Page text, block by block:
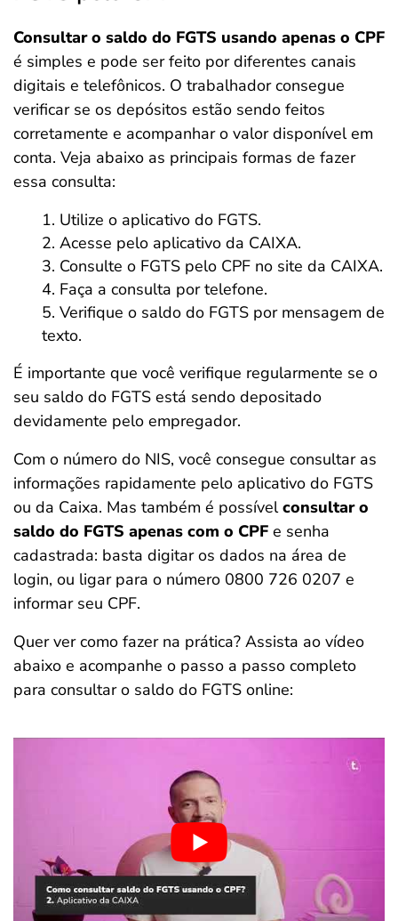
Consultar o saldo do FGTS usando apenas o CPF
é simples e pode ser feito por diferentes canais
digitais e telefônicos. O trabalhador consegue
verificar se os depósitos estão sendo feitos
corretamente e acompanhar o valor disponível em
conta. Veja abaixo as principais formas de fazer
essa consulta:
Utilize o aplicativo do FGTS.
Acesse pelo aplicativo da CAIXA.
Consulte o FGTS pelo CPF no site da CAIXA.
Faça a consulta por telefone.
Verifique o saldo do FGTS por mensagem de
texto.
É importante que você verifique regularmente se o
seu saldo do FGTS está sendo depositado
devidamente pelo empregador.
Com o número do NIS, você consegue consultar as
informações rapidamente pelo aplicativo do FGTS
ou da Caixa. Mas também é possívelconsultar o
saldo do FGTS apenas com o CPF e senha
cadastrada: basta digitar os dados na área de
login, ou ligar para o número 0800 726 0207 e
informar seu CPF.
Quer ver como fazer na prática? Assista ao vídeo
abaixo e acompanhe o passo a passo completo
para consultar o saldo do FGTS online: